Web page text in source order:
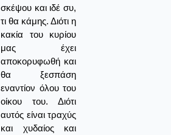
σκέψου και ιδέ συ,
τι θα κάμης. Διότι η
κακία του κυρίου
μας έχει
αποκορυφωθή και
θα ξεσπάση
εναντίον όλου του
οίκου του. Διότι
αυτός είναι τραχύς
και χυδαίος και